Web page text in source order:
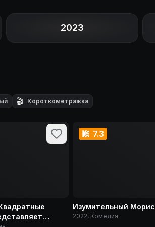
2023
🎬 Короткометражка
7.3
Изумительный Морис
2022, Комедия